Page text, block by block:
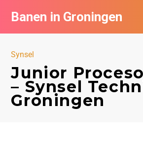
Banen in Groningen
Synsel
Junior
– Synsel
Groningen
Vacatures per bedrijf
De populairste vacatures in Groningen
Nieuwsbrief feed